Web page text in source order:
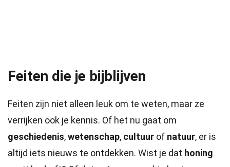
Feiten die je bijblijven
Feiten zijn niet alleen leuk om te weten, maar ze
verrijken ook je kennis. Of het nu gaat om
geschiedenis,wetenschap, cultuur of natuur, er is
altijd iets nieuws te ontdekken. Wist je dat honing